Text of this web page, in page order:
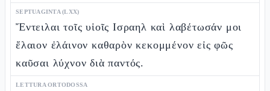
SEPTUAGINTA (LXX)
Ἔντειλαι τοῖς υἱοῖς Ισραηλ καὶ λαβέτωσάν μοι
ἔλαιον ἐλάινον καθαρὸν κεκομμένον εἰς φῶς
καῦσαι λύχνον διὰ παντός.
LETTURA ORTODOSSA